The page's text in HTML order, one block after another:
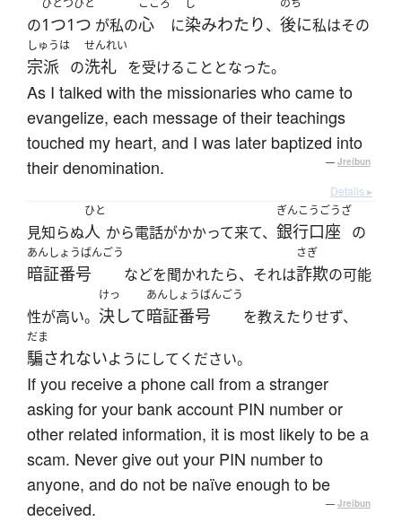
の
ひとつひと
1つ1つ が私の
こころ
心 に
し
染みわたり、
のち
後に私はその
しゅうは
宗派 の
せんれい
洗礼 を受けることとなった。
As I talked with the missionaries who came to
evangelize, each message of their teachings
touched my heart, and I was later baptized into
their denomination.
— Jreibun
Details ▸
見知らぬ
ひと
人 から電話がかかって来て、
ぎんこうごうざ
銀行口座 の
あんしょうばんごう
暗証番号 などを聞かれたら、それは
さぎ
詐欺の可能
性が高い。
けっ
決して
あんしょうばんごう
暗証番号 を教えたりせず、
だま
騙されないようにしてください。
If you receive a phone call from a stranger
asking for your bank account PIN number or
other related information, it is most likely to be a
scam. Never give out your PIN number to
anyone, and do not be naïve enough to be
deceived.
— Jreibun